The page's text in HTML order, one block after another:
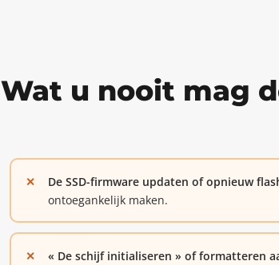
Wat u nooit mag
De SSD-firmware updaten of opnieuw
ontoegankelijk maken.
« De schijf initialiseren » of formatteren